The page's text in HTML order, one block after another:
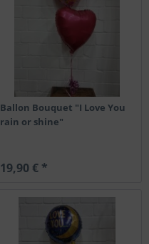
Ballon Bouquet "I Love You
rain or shine"
19,90 € *